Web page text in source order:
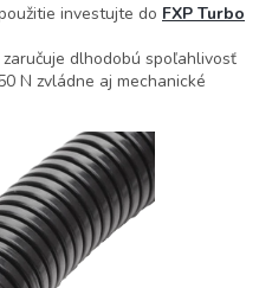
investujte do FXP Turbo
dlhodobú spoľahlivosť
N zvládne aj mechanické